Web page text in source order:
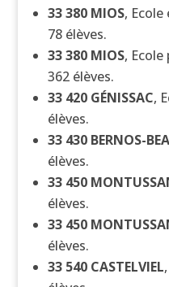
33 380 MIOS, Ecole
78 élèves.
33 380 MIOS, Ecole
362 élèves.
33 420 GÉNISSAC,
élèves.
33 430 BERNOS-
élèves.
33 450
élèves.
33 450
élèves.
33 540 CASTELVIEL